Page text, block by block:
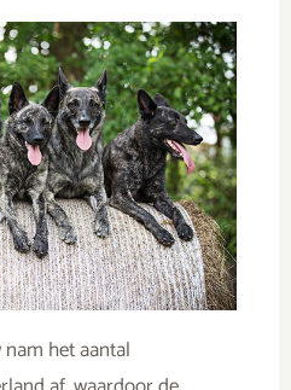
het aantal